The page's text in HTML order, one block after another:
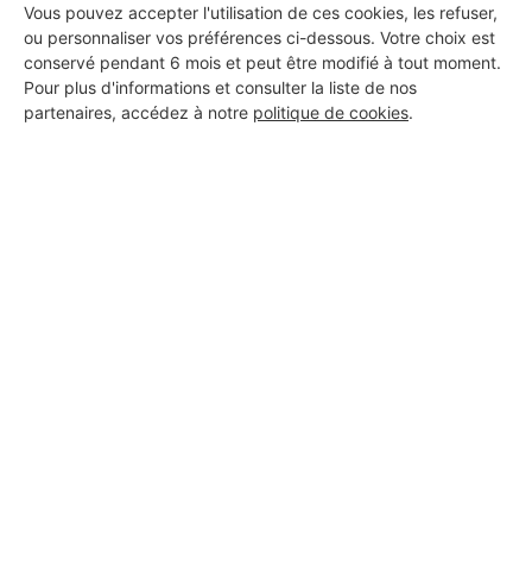
Vous pouvez accepter l'utilisation de ces cookies, les refuser,
ou personnaliser vos préférences ci-dessous. Votre choix est
conservé pendant 6 mois et peut être modifié à tout moment.
Pour plus d'informations et consulter la liste de nos
partenaires, accédez à notre politique de cookies.